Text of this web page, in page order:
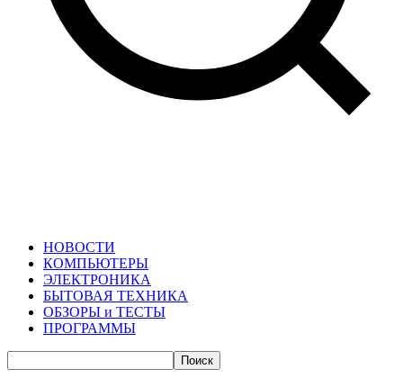
НОВОСТИ
КОМПЬЮТЕРЫ
ЭЛЕКТРОНИКА
БЫТОВАЯ ТЕХНИКА
ОБЗОРЫ и ТЕСТЫ
ПРОГРАММЫ
Поиск